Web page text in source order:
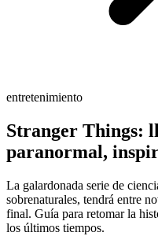
entretenimiento
Stranger Things:
paranormal,
La galardonada serie de
sobrenaturales, tendrá entre
final. Guía para retomar la
los últimos tiempos.